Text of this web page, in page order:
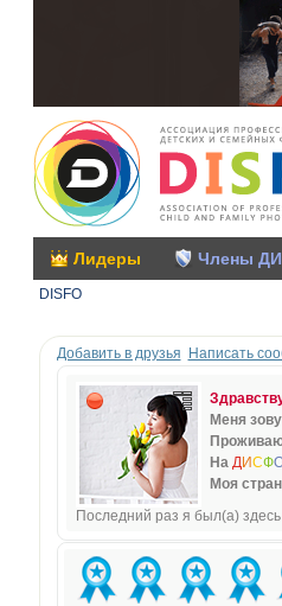
Лидеры Члены
DISFO
Добавить в друзья Написать
Меня
На ДИСФ
Моя
Последний раз я был(а)